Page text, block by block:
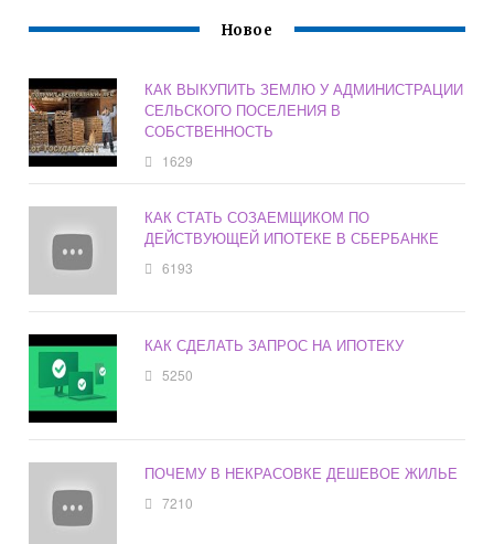
Новое
КАК ВЫКУПИТЬ ЗЕМЛЮ У АДМИНИСТРАЦИИ
СЕЛЬСКОГО ПОСЕЛЕНИЯ В
СОБСТВЕННОСТЬ
1629
КАК СТАТЬ СОЗАЕМЩИКОМ ПО
ДЕЙСТВУЮЩЕЙ ИПОТЕКЕ В СБЕРБАНКЕ
6193
КАК СДЕЛАТЬ ЗАПРОС НА ИПОТЕКУ
5250
ПОЧЕМУ В НЕКРАСОВКЕ ДЕШЕВОЕ ЖИЛЬЕ
7210